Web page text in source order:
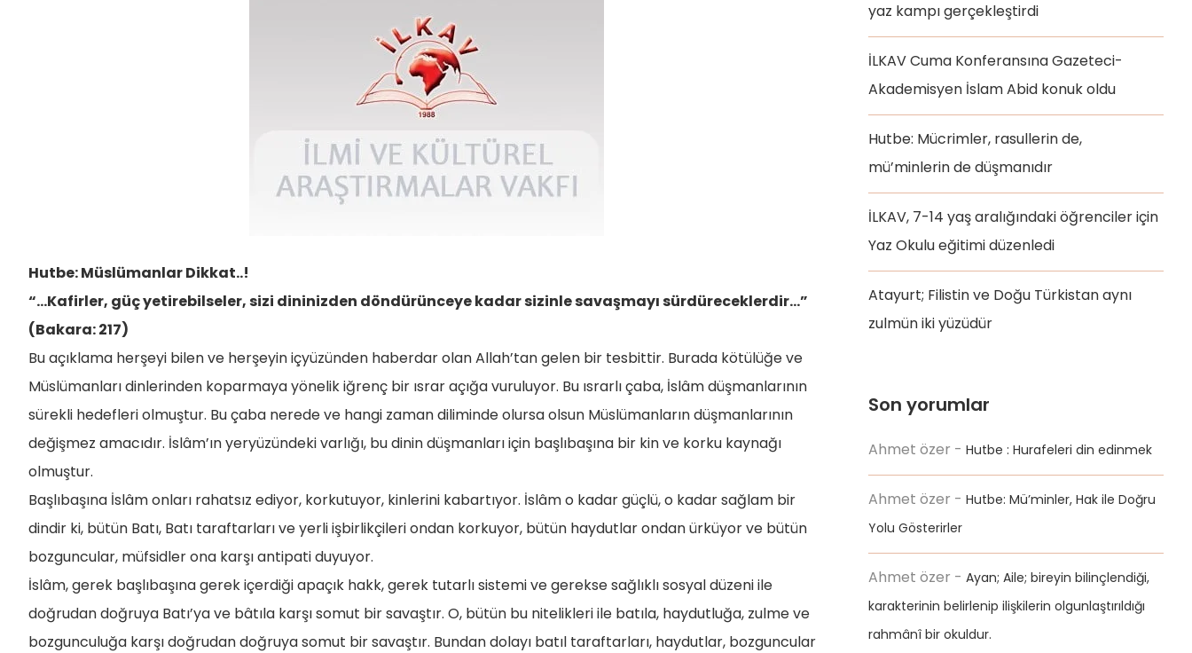
Hutbe: Müslümanlar Dikkat..!
“…Kafirler, güç yetirebilseler, sizi dininizden döndürünceye kadar sizinle savaşmayı sürdüreceklerdir…”
(Bakara: 217)
Bu açıklama herşeyi bilen ve herşeyin içyüzünden haberdar olan Allah’tan gelen bir tesbittir. Burada kötülüğe ve
Müslümanları dinlerinden koparmaya yönelik iğrenç bir ısrar açığa vuruluyor. Bu ısrarlı çaba, İslâm düşmanlarının
sürekli hedefleri olmuştur. Bu çaba nerede ve hangi zaman diliminde olursa olsun Müslümanların düşmanlarının
değişmez amacıdır. İslâm’ın yeryüzündeki varlığı, bu dinin düşmanları için başlıbaşına bir kin ve korku kaynağı
olmuştur.
Başlıbaşına İslâm onları rahatsız ediyor, korkutuyor, kinlerini kabartıyor. İslâm o kadar güçlü, o kadar sağlam bir
dindir ki, bütün Batı, Batı taraftarları ve yerli işbirlikçileri ondan korkuyor, bütün haydutlar ondan ürküyor ve bütün
bozguncular, müfsidler ona karşı antipati duyuyor.
İslâm, gerek başlıbaşına gerek içerdiği apaçık hakk, gerek tutarlı sistemi ve gerekse sağlıklı sosyal düzeni ile
doğrudan doğruya Batı’ya ve bâtıla karşı somut bir savaştır. O, bütün bu nitelikleri ile batıla, haydutluğa, zulme ve
bozgunculuğa karşı doğrudan doğruya somut bir savaştır. Bundan dolayı batıl taraftarları, haydutlar, bozguncular
yaz kampı gerçekleştirdi
İLKAV Cuma Konferansına Gazeteci-
Akademisyen İslam Abid konuk oldu
Hutbe: Mücrimler, rasullerin de,
mü’minlerin de düşmanıdır
İLKAV, 7-14 yaş aralığındaki öğrenciler için
Yaz Okulu eğitimi düzenledi
Atayurt; Filistin ve Doğu Türkistan aynı
zulmün iki yüzüdür
Son yorumlar
Ahmet özer -Hutbe : Hurafeleri din edinmek
Ahmet özer -Hutbe: Mü’minler, Hak ile Doğru
Yolu Gösterirler
Ahmet özer -Ayan; Aile; bireyin bilinçlendiği,
karakterinin belirlenip ilişkilerin olgunlaştırıldığı
rahmânî bir okuldur.